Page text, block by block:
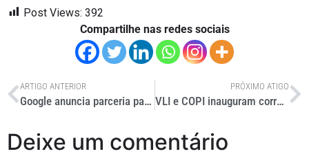
Post Views: 392
Compartilhe nas redes sociais
ARTIGO ANTERIOR
Google anuncia parceria para fornecer datas de entregas mais precisas
PRÓXIMO ATIGO
VLI e COPI inauguram corredor de fertilizantes do Arco Norte
Deixe um comentário